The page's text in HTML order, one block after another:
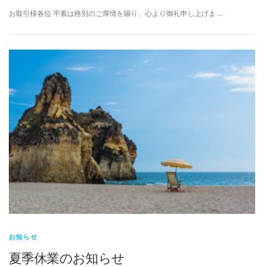
お取引様各位 平素は格別のご厚情を賜り、心より御礼申し上げま …
お知らせ
夏季休業のお知らせ